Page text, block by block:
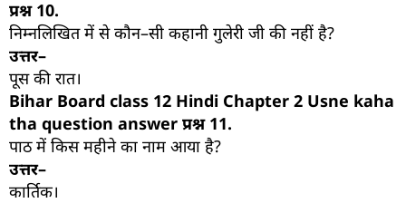
प्रश्न 10.
निम्नलिखित में से कौन–सी कहानी गुलेरी जी की नहीं है?
उत्तर–
पूस की रात।
Bihar Board class 12 Hindi Chapter 2 Usne kaha
tha question answer प्रश्न 11.
पाठ में किस महीने का नाम आया है?
उत्तर–
कार्तिक।